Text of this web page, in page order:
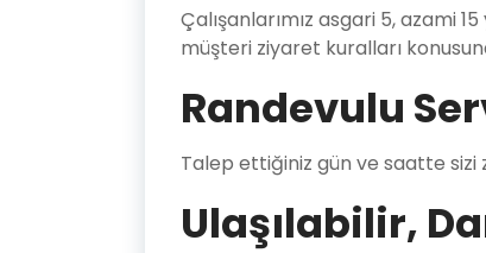
Çalışanlarımız asgari 5, azami
müşteri ziyaret kuralları
Randevulu
Talep ettiğiniz gün ve saatte sizi
Ulaşılabilir,